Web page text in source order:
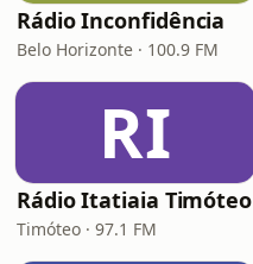
Rádio Inconfidência
Belo Horizonte · 100.9 FM
RI
Rádio Itatiaia Timóteo
Timóteo · 97.1 FM